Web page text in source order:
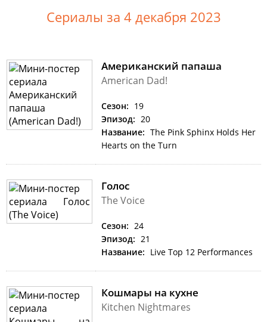
Сериалы за 4 декабря 2023
Американский папаша
American Dad!
Сезон: 19
Эпизод: 20
Название: The Pink Sphinx Holds Her
Hearts on the Turn
Голос
The Voice
Сезон: 24
Эпизод: 21
Название: Live Top 12 Performances
Кошмары на кухне
Kitchen Nightmares